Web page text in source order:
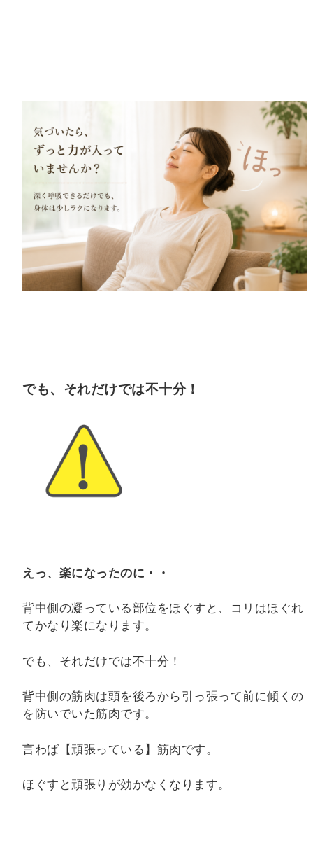
でも、 それだけでは不十分！
えっ、楽になったのに・・
背中側の凝っている部位をほぐすと、コリはほぐれ
てかなり楽になります。
でも、それだけでは不十分！
背中側の筋肉は頭を後ろから引っ張って前に傾くの
を防いでいた筋肉です。
言わば【頑張っている】筋肉です。
ほぐすと頑張りが効かなくなります。